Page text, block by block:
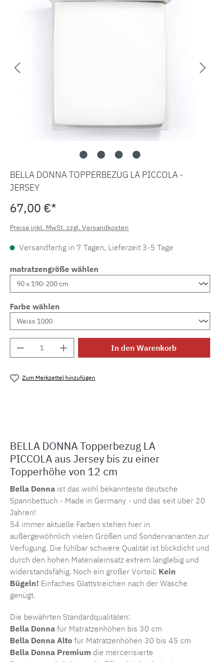
BELLA DONNA TOPPERBEZUG LA PICCOLA -
JERSEY
67,00 €*
Preise inkl. MwSt. zzgl. Versandkosten
Versandfertig in 7 Tagen, Lieferzeit 3-5 Tage
matratzengröße wählen
Farbe wählen
Produkt Anzahl: Gib den gewünschten
In den Warenkorb
Zum Merkzettel hinzufügen
BELLA DONNA Topperbezug LA
PICCOLA aus Jersey bis zu einer
Topperhöhe von 12 cm
Bella Donna ist das wohl bekannteste deutsche
Spannbettuch - Made in Germany - und das seit über 20
Jahren!
54 immer aktuelle Farben stehen hier in
außergewöhnlich vielen Größen und Sondervarianten zur
Verfügung. Die fühlbar schwere Qualität ist blickdicht und
durch den hohen Materialeinsatz extrem langlebig und
widerstandsfähig. Noch ein großer Vorteil: Kein
Bügeln! Einfaches Glattstreichen nach der Wäsche
genügt.
Die bewährten Standardqualitäten:
Bella Donna für Matratzenhöhen bis 30 cm
Bella Donna Alto für Matratzenhöhen 30 bis 45 cm
Bella Donna Premium die mercerisierte